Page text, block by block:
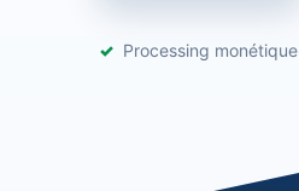
Processing monétique